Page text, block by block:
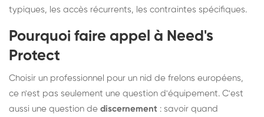
typiques, les accès récurrents, les contraintes spécifiques.
Pourquoi faire appel à Need's
Protect
Choisir un professionnel pour un nid de frelons européens,
ce n'est pas seulement une question d'équipement. C'est
aussi une question de discernement : savoir quand